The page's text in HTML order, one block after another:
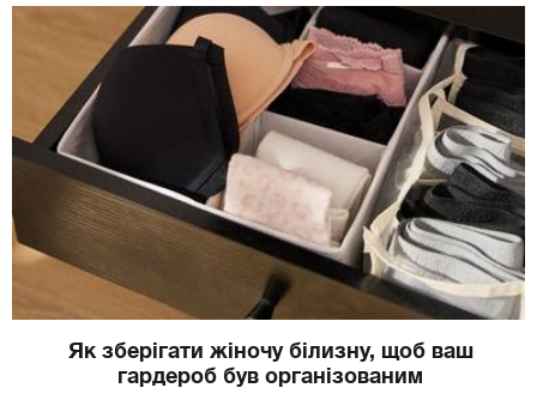
Як зберігати жіночу білизну, щоб ваш
гардероб був організованим